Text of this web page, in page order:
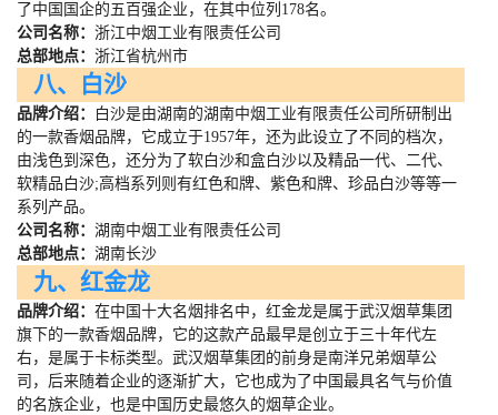
了中国国企的五百强企业，在其中位列 178名。
公司名称： 浙江中烟工业有限责任公司
总部地点： 浙江省杭州市
八、白沙
品牌介绍：
白沙是由湖南的湖南中烟工业有限责任公司所研制出
的一款香烟品牌，它成立于1957年，还为此设立了不同的档次，
由浅色到深色，还分为了软白沙和盒白沙以及精品一代、二代、
软精品白沙;高档系列则有红色和牌、紫色和牌、珍品白沙等等一
系列产品。
公司名称： 湖南中烟工业有限责任公司
总部地点： 湖南长沙
九、红金龙
品牌介绍： 在中国十大名烟排名中，红金龙是属于武汉烟草集团
旗下的一款香烟品牌，它的这款产品最早是创立于三十年代左
右，是属于卡标类型。武汉烟草集团的前身是南洋兄弟烟草公
司，后来随着企业的逐渐扩大，它也成为了中国最具名气与价值
的名族企业，也是中国历史最悠久的烟草企业。